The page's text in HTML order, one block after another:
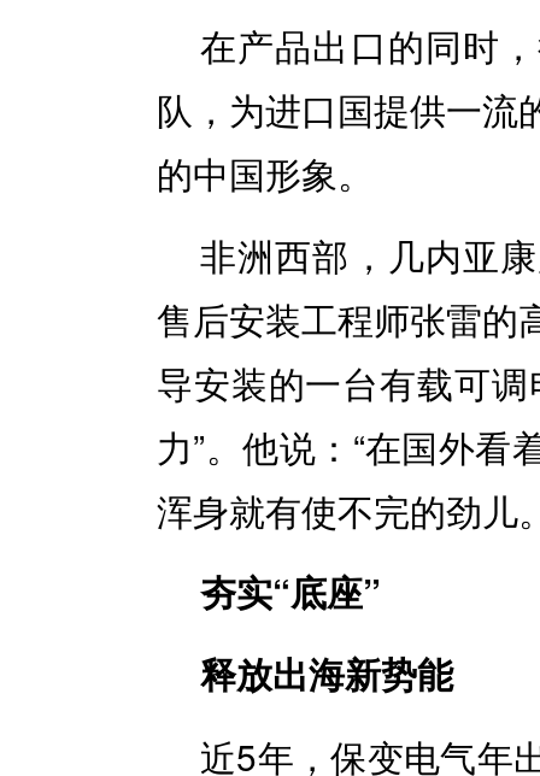
在产品出口的同时
队，为进口国提供一流
的中国形象。
非洲西部，几内亚
售后安装工程师张雷的
导安装的一台有载可
力”。他说：“在国外
浑身就有使不完的劲儿
夯实“底座”
释放出海新势能
近5年，保变电气年